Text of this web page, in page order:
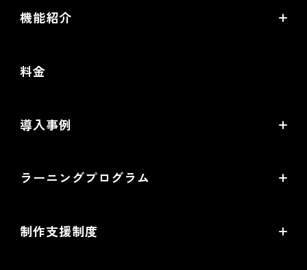
機能紹介
オムニチャネル・OMO
提携サービス一覧
料金
導入事例
導入企業一覧
ラーニングプログラム
オープンセミナー一覧
制作支援制度